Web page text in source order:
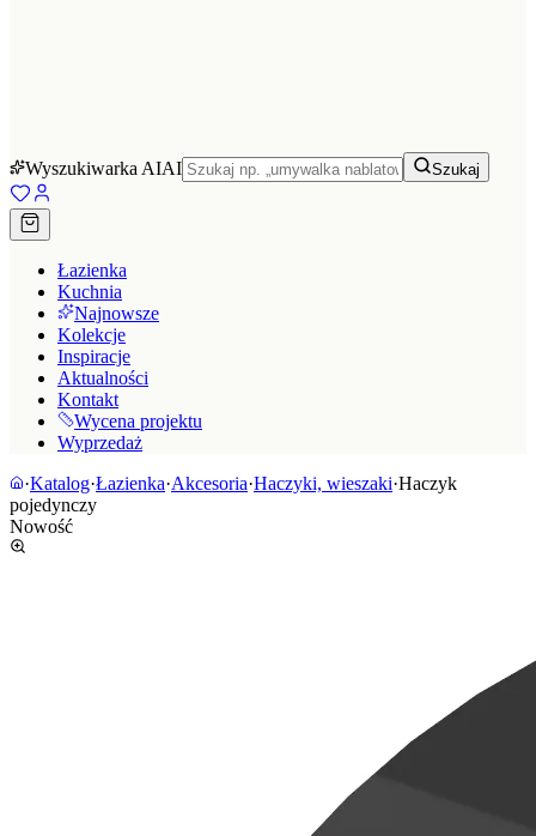
Wyszukiwarka AIAI Szukaj
Łazienka
Kuchnia
Najnowsze
Kolekcje
Inspiracje
Aktualności
Kontakt
Wycena projektu
Wyprzedaż
·Katalog·Łazienka·Akcesoria·Haczyki, wieszaki·Haczyk
pojedynczy
Nowość